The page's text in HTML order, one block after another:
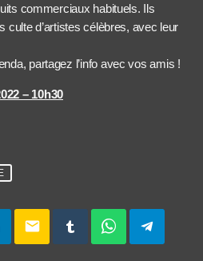
commerciaux habituels. Ils
culte d’artistes célèbres, avec leur
partagez l’info avec vos amis !
– 10h30
email